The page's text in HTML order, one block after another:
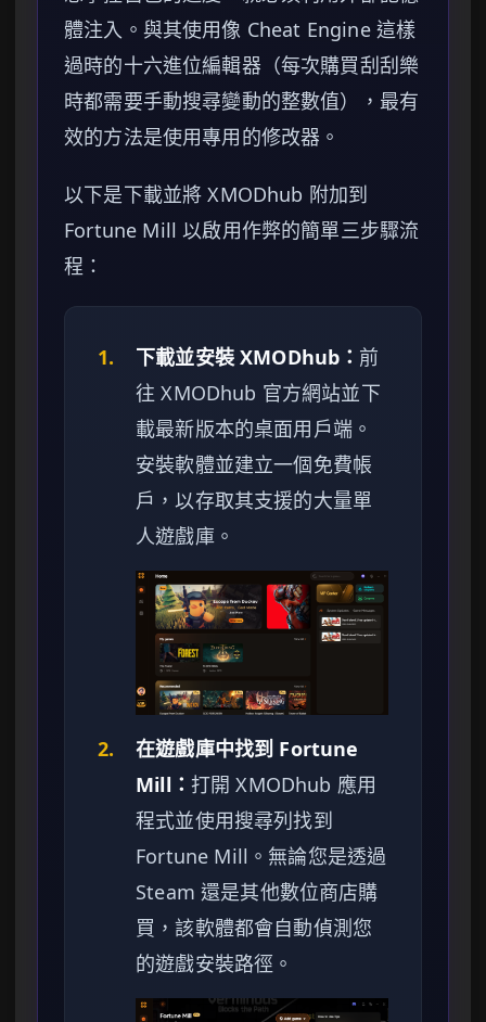
體注入。與其使用像 Cheat Engine 這樣
過時的十六進位編輯器（每次購買刮刮樂
時都需要手動搜尋變動的整數值），最有
效的方法是使用專用的修改器。
以下是下載並將 XMODhub 附加到
Fortune Mill 以啟用作弊的簡單三步驟流
程：
1. 下載並安裝 XMODhub： 前
往 XMODhub 官方網站並下
載最新版本的桌面用戶端。
安裝軟體並建立一個免費帳
戶，以存取其支援的大量單
人遊戲庫。
2.
在遊戲庫中找到 Fortune
Mill： 打開 XMODhub 應用
程式並使用搜尋列找到
Fortune Mill。無論您是透過
Steam 還是其他數位商店購
買，該軟體都會自動偵測您
的遊戲安裝路徑。